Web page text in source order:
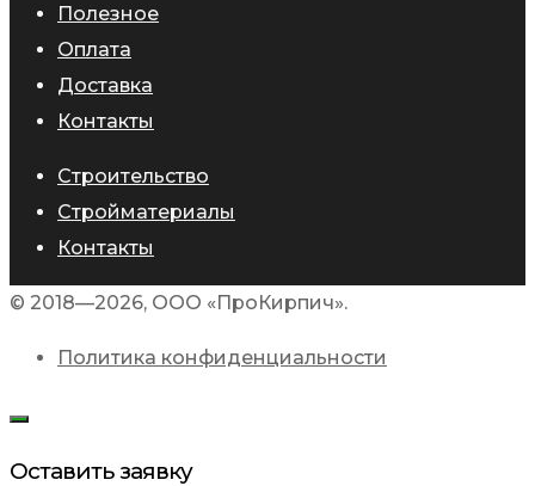
Полезное
Оплата
Доставка
Контакты
Строительство
Стройматериалы
Контакты
© 2018—2026, ООО «ПроКирпич».
Политика конфиденциальности
Оставить заявку